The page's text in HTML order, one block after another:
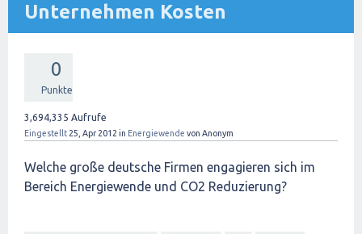
Unternehmen Kosten
0
Punkte
3,694,335 Aufrufe
Eingestellt 25, Apr 2012 in Energiewende von Anonym
Welche große deutsche Firmen engagieren sich im
Bereich Energiewende und CO2 Reduzierung?